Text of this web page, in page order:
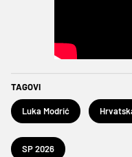
TAGOVI
Luka Modrić
SP 2026